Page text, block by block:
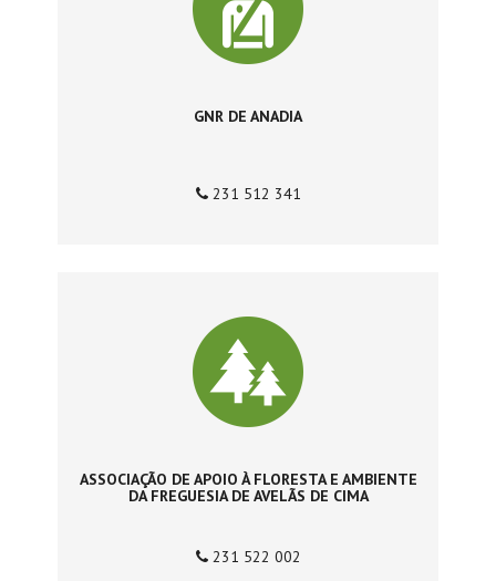
GNR DE ANADIA
231 512 341
ASSOCIAÇÃO DE APOIO À FLORESTA E AMBIENTE
DA FREGUESIA DE AVELÃS DE CIMA
231 522 002